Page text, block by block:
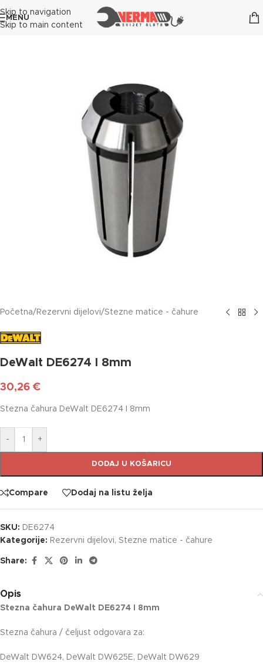
Skip to navigation
Skip to main content
MENU
Početna/ Rezervni dijelovi/Stezne matice - čahure
DeWalt DE6274 I 8mm
30,26 €
Stezna čahura DeWalt DE6274 I 8mm
- +
DODAJ U KOŠARICU
Compare Dodaj na listu želja
SKU: DE6274
Kategorije: Rezervni dijelovi, Stezne matice - čahure
Share:
Opis
Stezna čahura DeWalt DE6274 I 8mm
Stezna čahura / čeljust odgovara za:
DeWalt DW624, DeWalt DW625E, DeWalt DW629